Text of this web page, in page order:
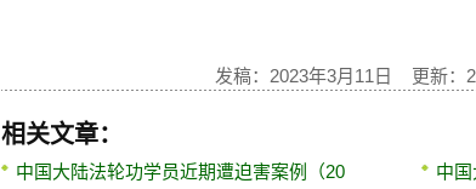
发稿：2023年3月11日 更新：
相关文章：
中国大陆法轮功学员近期遭迫害案例（20 中